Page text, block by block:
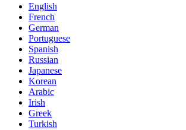
English
French
German
Portuguese
Spanish
Russian
Japanese
Korean
Arabic
Irish
Greek
Turkish